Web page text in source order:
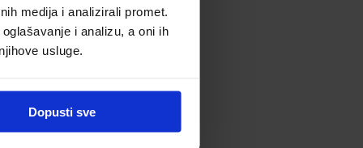
medija i analizirali promet.
i analizu, a oni ih
usluge.
Dopusti sve